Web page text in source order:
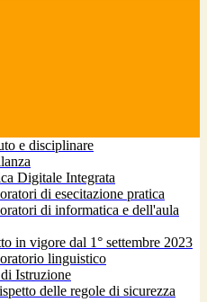
e disciplinare
Digitale Integrata
di esecitazione pratica
di informatica e dell'aula
in vigore dal 1° settembre 2023
linguistico
Istruzione
delle regole di sicurezza